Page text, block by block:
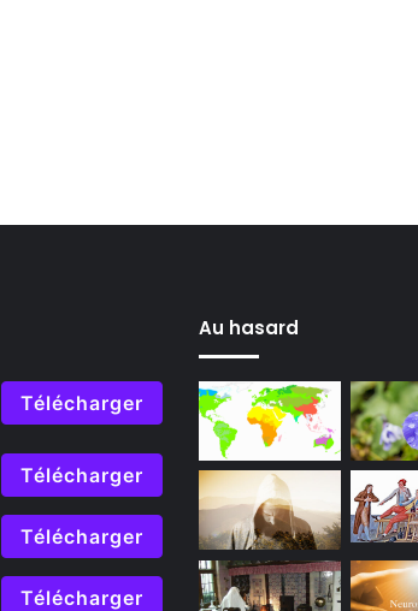
Télécharger
Télécharger
Télécharger
Télécharger
Au hasard